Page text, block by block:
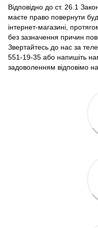
Відповідно до ст. 26.1
маєте право повернути
інтернет-магазині,
без зазначення причин
Звертайтесь до нас за
551-19-35 або напишіть
задоволенням відповімо